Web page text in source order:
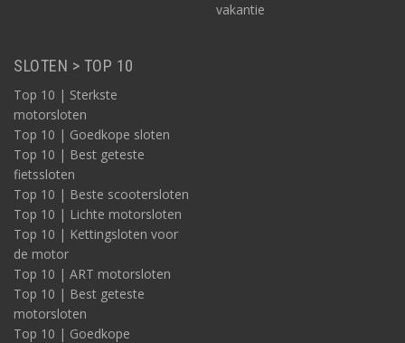
vakantie
SLOTEN > TOP 10
Top 10 | Sterkste
motorsloten
Top 10 | Goedkope sloten
Top 10 | Best geteste
fietssloten
Top 10 | Beste scootersloten
Top 10 | Lichte motorsloten
Top 10 | Kettingsloten voor
de motor
Top 10 | ART motorsloten
Top 10 | Best geteste
motorsloten
Top 10 | Goedkope